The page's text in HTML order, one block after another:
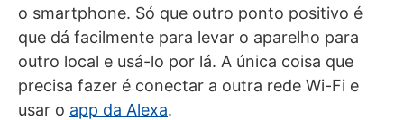
o smartphone. Só que outro ponto positivo é
que dá facilmente para levar o aparelho para
outro local e usá-lo por lá. A única coisa que
precisa fazer é conectar a outra rede Wi-Fi e
usar o app da Alexa.